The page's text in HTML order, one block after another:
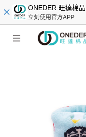
ONEDER 旺達棉品
立刻使用官方APP